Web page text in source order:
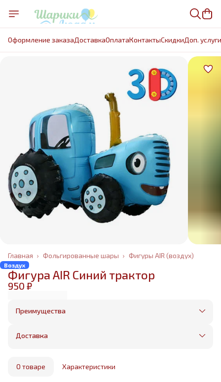
Оформление заказаДоставкаОплатаКонтактыCкидкиДоп. услуги
Фигуры AIR (воздух)
Фольгированные шары ›
Главная ›
Воздух
Фигура AIR Синий трактор
950 ₽
Преимущества
Оплата частями в Сплит
Бесплатная доставка в пределах КАД
маркетплейса
Доставка
О товаре Характеристики